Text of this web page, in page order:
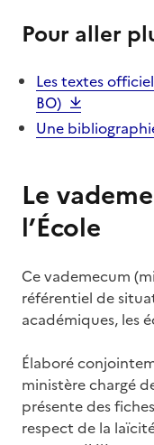
Pour aller
Les textes
BO)
Une
Le
l’École
Ce vademecum
référentiel de
académiques, les
Élaboré
ministère chargé
présente des
respect de la